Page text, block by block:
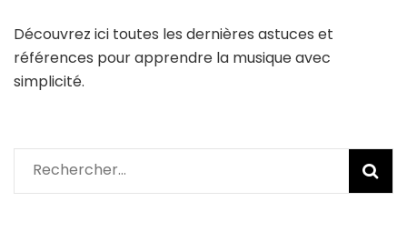
Découvrez ici toutes les dernières astuces et
références pour apprendre la musique avec
simplicité.
Rechercher :